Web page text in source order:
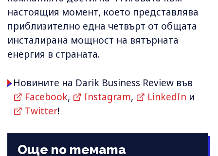
настоящия момент, което представлява
приблизително една четвърт от общата
инсталирана мощност на вятърната
енергия в страната.
Новините на Darik Business Review във
Facebook, Instagram, LinkedIn и
Twitter!
Още по темата